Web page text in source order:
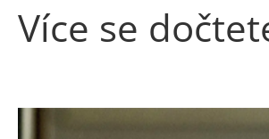
Více se